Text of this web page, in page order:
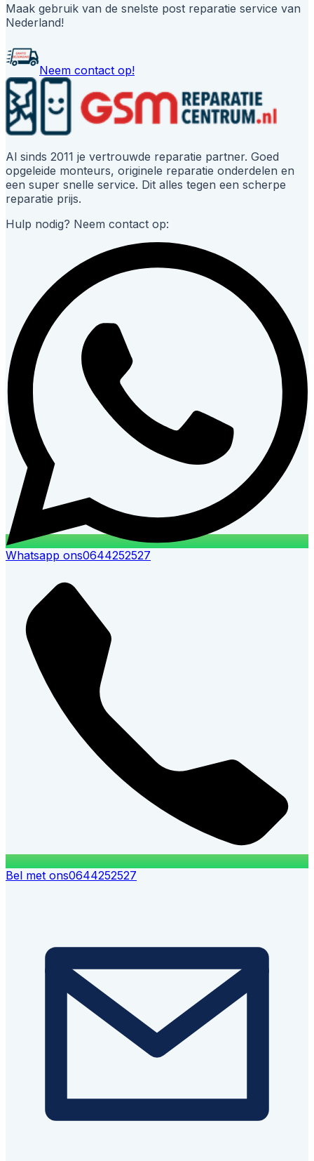
Maak gebruik van de snelste post reparatie service van
Nederland!
Neem contact op!
Al sinds 2011 je vertrouwde reparatie partner. Goed
opgeleide monteurs, originele reparatie onderdelen en
een super snelle service. Dit alles tegen een scherpe
reparatie prijs.
Hulp nodig? Neem contact op:
Whatsapp ons0644252527
Bel met ons0644252527